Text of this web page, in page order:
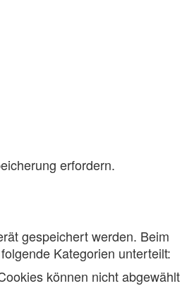
erfordern.
gespeichert werden. Beim
Kategorien unterteilt:
können nicht abgewählt